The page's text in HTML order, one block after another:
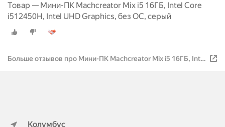
Товар — Мини-ПК Machcreator Mix i5 16ГБ, Intel Core
i512450H, Intel UHD Graphics, без ОС, серый
Больше отзывов про Мини-ПК Machcreator Mix i5 16ГБ, Intel
Колумбус